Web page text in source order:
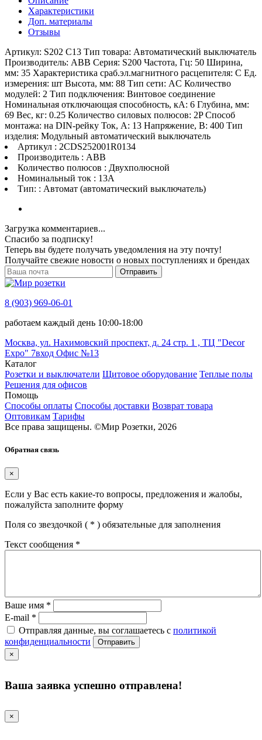
Характеристики
Доп. материалы
Отзывы
Артикул: S202 C13 Тип товара: Автоматический выключатель
Производитель: ABB Серия: S200 Частота, Гц: 50 Ширина,
мм: 35 Характеристика сраб.эл.магнитного расцепителя: C Ед.
измерения: шт Высота, мм: 88 Тип сети: AC Количество
модулей: 2 Тип подключения: Винтовое соединение
Номинальная отключающая способность, кA: 6 Глубина, мм:
69 Вес, кг: 0.25 Количество силовых полюсов: 2P Способ
монтажа: на DIN-рейку Ток, А: 13 Напряжение, В: 400 Тип
изделия: Модульный автоматический выключатель
Артикул : 2CDS252001R0134
Производитель : ABB
Количество полюсов : Двухполюсной
Номинальный ток : 13A
Тип: : Автомат (автоматический выключатель)
Загрузка комментариев...
Спасибо за подписку!
Теперь вы будете получать уведомления на эту почту!
Получайте свежие новости о новых поступлениях и брендах
Отправить
8 (903) 969-06-01
работаем каждый день 10:00-18:00
Москва, ул. Нахимовский проспект, д. 24 стр. 1 , ТЦ "Decor
Expo" 7вход Офис №13
Каталог
Розетки и выключатели Щитовое оборудование Теплые полы
Решения для офисов
Помощь
Способы оплаты Способы доставки Возврат товара
Оптовикам Тарифы
Все права защищены. ©Мир Розетки, 2026
Обратная связь
×
Если у Вас есть какие-то вопросы, предложения и жалобы,
пожалуйста заполните форму
Поля со звездочкой ( * ) обязательные для заполнения
Текст сообщения *
Ваше имя *
E-mail *
Отправляя данные, вы соглашаетесь с политикой
конфиденциальности
Отправить
×
Ваша заявка успешно отправлена!
×